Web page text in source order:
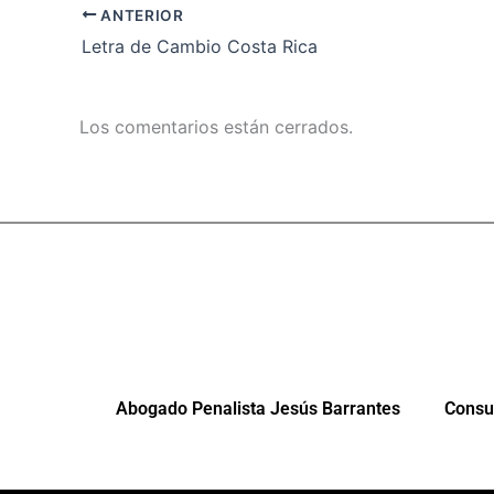
ANTERIOR
Letra de Cambio Costa Rica
Los comentarios están cerrados.
Abogado Penalista Jesús Barrantes